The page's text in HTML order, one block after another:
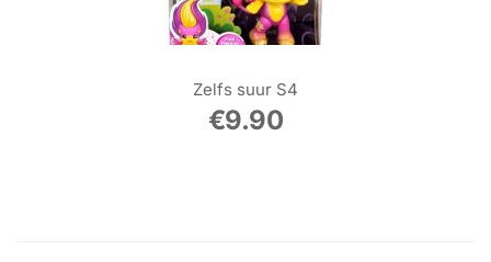
Zelfs suur S4
€9.90